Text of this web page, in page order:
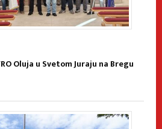
Oluja u Svetom Juraju na Bregu